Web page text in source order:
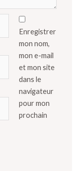
Enregistrer
mon nom,
mon e-mail
et mon site
dans le
navigateur
pour mon
prochain